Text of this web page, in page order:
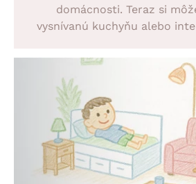
domácnosti. Teraz si
vysnívanú kuchyňu alebo
montážou a navyše získať
riadu už za 1€. A
pohodlie vo vašej